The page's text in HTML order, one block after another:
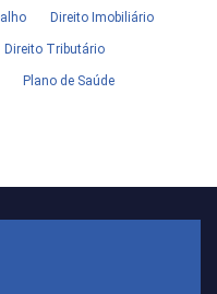
Direito Imobiliário
Direito Tributário
Plano de Saúde